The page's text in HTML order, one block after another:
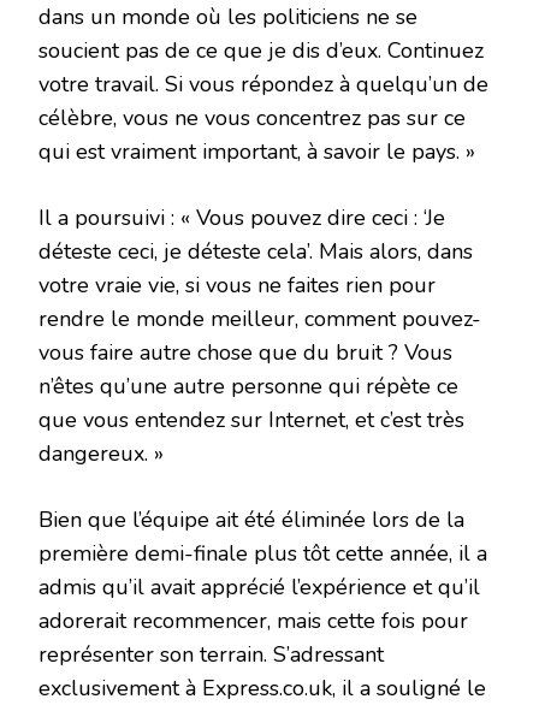
dans un monde où les politiciens ne se
soucient pas de ce que je dis d’eux. Continuez
votre travail. Si vous répondez à quelqu’un de
célèbre, vous ne vous concentrez pas sur ce
qui est vraiment important, à savoir le pays. »
Il a poursuivi : « Vous pouvez dire ceci : ‘Je
déteste ceci, je déteste cela’. Mais alors, dans
votre vraie vie, si vous ne faites rien pour
rendre le monde meilleur, comment pouvez-
vous faire autre chose que du bruit ? Vous
n’êtes qu’une autre personne qui répète ce
que vous entendez sur Internet, et c’est très
dangereux. »
Bien que l’équipe ait été éliminée lors de la
première demi-finale plus tôt cette année, il a
admis qu’il avait apprécié l’expérience et qu’il
adorerait recommencer, mais cette fois pour
représenter son terrain. S’adressant
exclusivement à Express.co.uk, il a souligné le